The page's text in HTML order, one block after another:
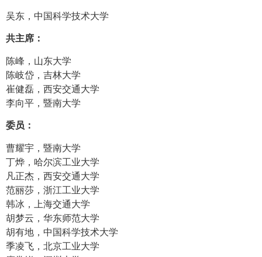
吴东，中国科学技术大学
共主席：
陈峰，山东大学
陈岐岱，吉林大学
崔健磊，西安交通大学
李向平，暨南大学
委员：
曹耀宇，暨南大学
丁烨，哈尔滨工业大学
凡正杰，西安交通大学
范丽莎，浙江工业大学
韩冰，上海交通大学
胡梦云，华东师范大学
胡有地，中国科学技术大学
季凌飞，北京工业大学